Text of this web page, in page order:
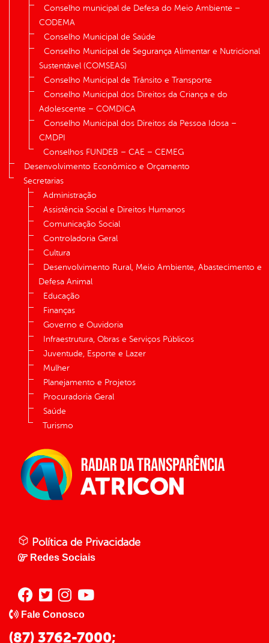
Conselho municipal de Defesa do Meio Ambiente –
CODEMA
Conselho Municipal de Saúde
Conselho Municipal de Segurança Alimentar e Nutricional
Sustentável (COMSEAS)
Conselho Municipal de Trânsito e Transporte
Conselho Municipal dos Direitos da Criança e do
Adolescente – COMDICA
Conselho Municipal dos Direitos da Pessoa Idosa –
CMDPI
Conselhos FUNDEB – CAE – CEMEG
Desenvolvimento Econômico e Orçamento
Secretarias
Administração
Assistência Social e Direitos Humanos
Comunicação Social
Controladoria Geral
Cultura
Desenvolvimento Rural, Meio Ambiente, Abastecimento e
Defesa Animal
Educação
Finanças
Governo e Ouvidoria
Infraestrutura, Obras e Serviços Públicos
Juventude, Esporte e Lazer
Mulher
Planejamento e Projetos
Procuradoria Geral
Saúde
Turismo
Política de Privacidade
Redes Sociais
Fale Conosco
(87) 3762-7000;